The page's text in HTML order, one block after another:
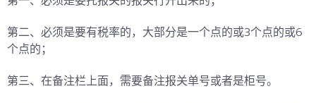
第二、必须是要有税率的，大部分是一个点的或3个点的或6
个点的；
第三、在备注栏上面，需要备注报关单号或者是柜号。